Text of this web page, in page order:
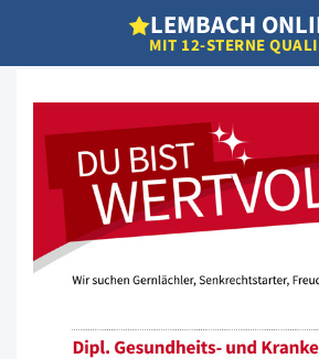
LEMBACH O
MIT 12-STERNE